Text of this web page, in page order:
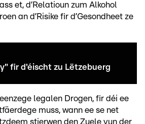
et, d’Relatioun zum Alkohol
an d’Risike fir d’Gesondheet ze
fir d'éischt zu Lëtzebuerg
legalen Drogen, fir déi ee
muss, wann ee se net
stierwen den Zuele vun der